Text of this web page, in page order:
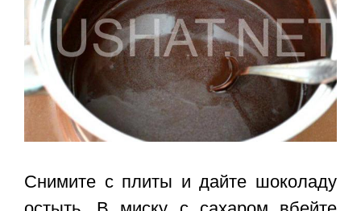
Снимите с плиты и дайте шоколаду